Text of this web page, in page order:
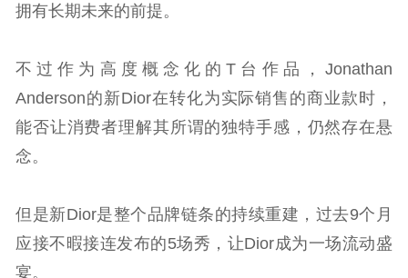
拥有长期未来的前提。
不过作为高度概念化的T台作品，Jonathan
Anderson的新Dior在转化为实际销售的商业款时，
能否让消费者理解其所谓的独特手感，仍然存在悬
念。
但是新Dior是整个品牌链条的持续重建，过去9个月
应接不暇接连发布的5场秀，让Dior成为一场流动盛
宴。